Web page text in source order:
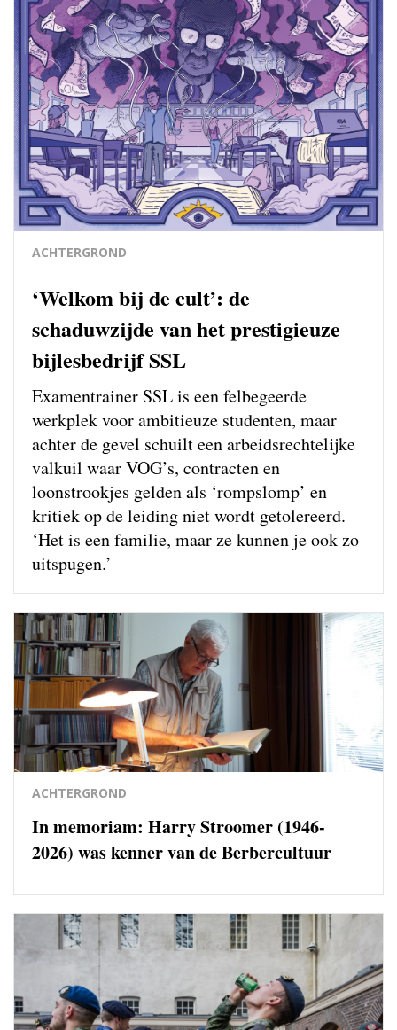
ACHTERGROND
‘Welkom bij de cult’: de
schaduwzijde van het prestigieuze
bijlesbedrijf SSL
Examentrainer SSL is een felbegeerde
werkplek voor ambitieuze studenten, maar
achter de gevel schuilt een arbeidsrechtelijke
valkuil waar VOG’s, contracten en
loonstrookjes gelden als ‘rompslomp’ en
kritiek op de leiding niet wordt getolereerd.
‘Het is een familie, maar ze kunnen je ook zo
uitspugen.’
ACHTERGROND
In memoriam: Harry Stroomer (1946-
2026) was kenner van de Berbercultuur